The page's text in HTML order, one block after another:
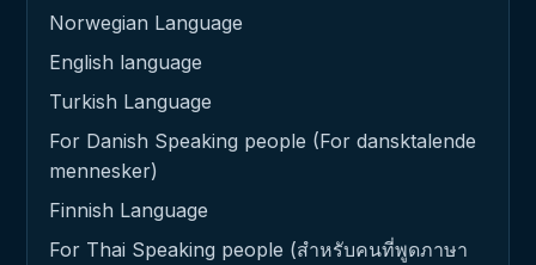
Norwegian Language
English language
Turkish Language
For Danish Speaking people (For dansktalende
mennesker)
Finnish Language
For Thai Speaking people (สำหรับคนที่พูดภาษา